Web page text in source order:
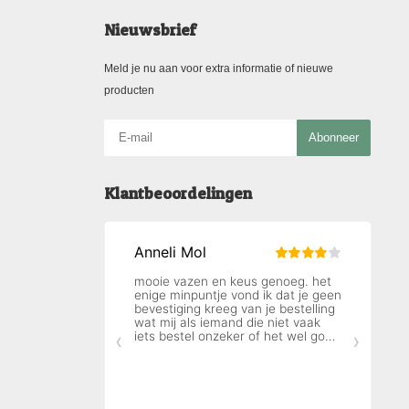
Nieuwsbrief
Meld je nu aan voor extra informatie of nieuwe
producten
Abonneer
Klantbeoordelingen